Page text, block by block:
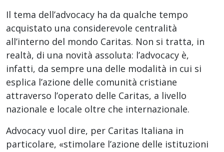
Il tema dell’advocacy ha da qualche tempo
acquistato una considerevole centralità
all’interno del mondo Caritas. Non si tratta, in
realtà, di una novità assoluta: l’advocacy è,
infatti, da sempre una delle modalità in cui si
esplica l’azione delle comunità cristiane
attraverso l’operato delle Caritas, a livello
nazionale e locale oltre che internazionale.
Advocacy vuol dire, per Caritas Italiana in
particolare, «stimolare l’azione delle istituzioni